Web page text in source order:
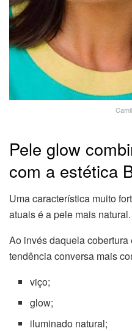
Pele glow
com a estética
Uma característica muito
atuais é a pele mais natural.
Ao invés daquela
tendência conversa mais
viço;
glow;
iluminado natural;